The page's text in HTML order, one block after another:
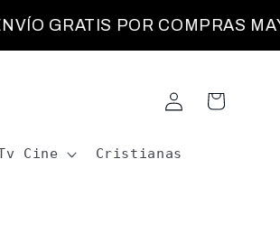
GRATIS POR COMPRAS
Cine Cristianas
Iniciar
sesión
Carrito